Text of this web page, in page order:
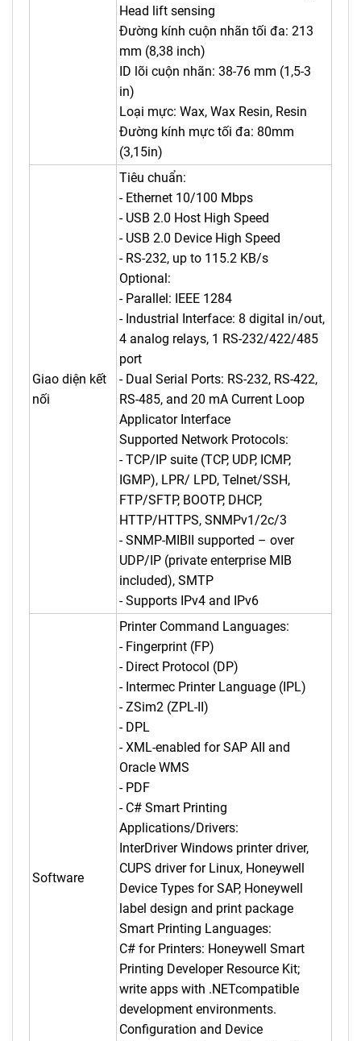
Head lift sensing
Đường kính cuộn nhãn tối đa: 213
mm (8,38 inch)
ID lõi cuộn nhãn: 38-76 mm (1,5-3
in)
Loại mực: Wax, Wax Resin, Resin
Đường kính mực tối đa: 80mm
(3,15in)
Giao diện kết
nối
Tiêu chuẩn:
- Ethernet 10/100 Mbps
- USB 2.0 Host High Speed
- USB 2.0 Device High Speed
- RS-232, up to 115.2 KB/s
Optional:
- Parallel: IEEE 1284
- Industrial Interface: 8 digital in/out,
4 analog relays, 1 RS-232/422/485
port
- Dual Serial Ports: RS-232, RS-422,
RS-485, and 20 mA Current Loop
Applicator Interface
Supported Network Protocols:
- TCP/IP suite (TCP, UDP, ICMP,
IGMP), LPR/ LPD, Telnet/SSH,
FTP/SFTP, BOOTP, DHCP,
HTTP/HTTPS, SNMPv1/2c/3
- SNMP-MIBII supported – over
UDP/IP (private enterprise MIB
included), SMTP
- Supports IPv4 and IPv6
Software
Printer Command Languages:
- Fingerprint (FP)
- Direct Protocol (DP)
- Intermec Printer Language (IPL)
- ZSim2 (ZPL-II)
- DPL
- XML-enabled for SAP AII and
Oracle WMS
- PDF
- C# Smart Printing
Applications/Drivers:
InterDriver Windows printer driver,
CUPS driver for Linux, Honeywell
Device Types for SAP, Honeywell
label design and print package
Smart Printing Languages:
C# for Printers: Honeywell Smart
Printing Developer Resource Kit;
write apps with .NETcompatible
development environments.
Configuration and Device